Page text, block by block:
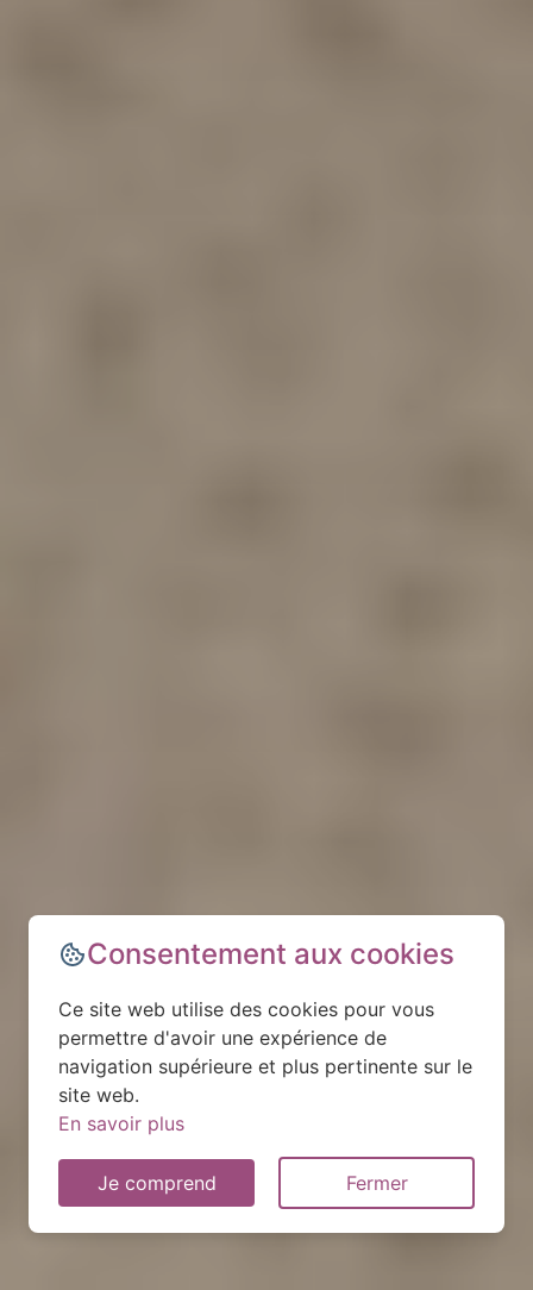
Consentement aux cookies
Ce site web utilise des cookies pour vous
permettre d'avoir une expérience de
navigation supérieure et plus pertinente sur le
site web.
En savoir plus
Je comprend Fermer